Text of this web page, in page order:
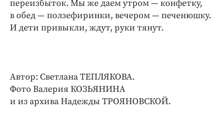
переизбыток. Мы же даем утром — конфетку,
в обед — ползефиринки, вечером — печенюшку.
И дети привыкли, ждут, руки тянут.
Автор: Светлана ТЕПЛЯКОВА.
Фото Валерия КОЗЬЯНИНА
и из архива Надежды ТРОЯНОВСКОЙ.